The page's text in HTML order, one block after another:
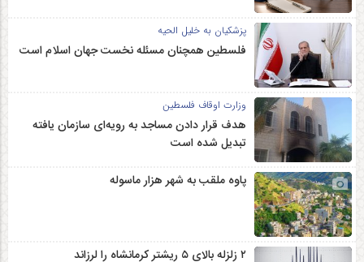
پزشکیان به خلیل الحیه
فلسطین همچنان مسئله نخست جهان اسلام است
وزارت اوقاف فلسطین
هدف قرار دادن مساجد به رویه‌ای سازمان‌ یافته
تبدیل شده است
پاوه ملقب به شهر هزار ماسوله
۲ زلزله‌ بالای ۵ ریشتر کرمانشاه را لرزاند